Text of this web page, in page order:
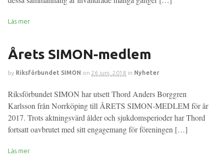
Läs mer
Årets SIMON-medlem
by Riksförbundet SIMON on 26 juni, 2018 in Nyheter
Riksförbundet SIMON har utsett Thord Anders Borggren
Karlsson från Norrköping till ÅRETS SIMON-MEDLEM för år
2017. Trots aktningsvärd ålder och sjukdomsperioder har Thord
fortsatt oavbrutet med sitt engagemang för föreningen […]
Läs mer